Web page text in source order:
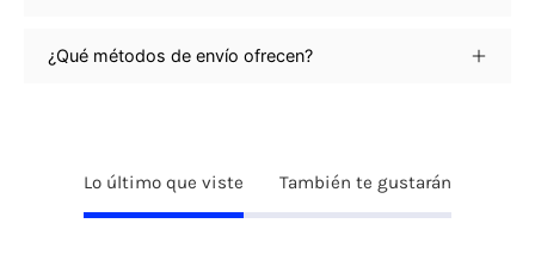
¿Qué métodos de envío ofrecen?
Lo último que viste También te gustarán